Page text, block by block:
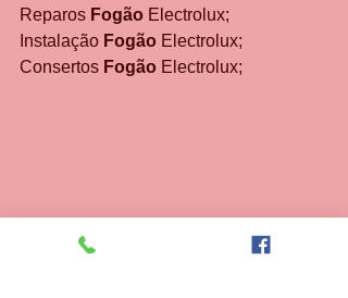
Reparos Fogão Electrolux;
Instalação Fogão Electrolux;
Consertos Fogão Electrolux;